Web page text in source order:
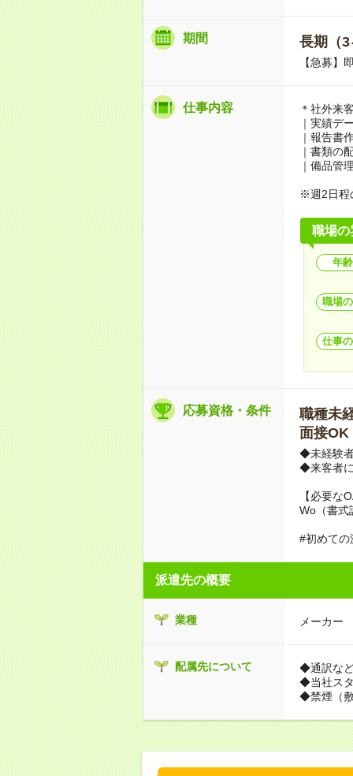
期間 長期（
【急募
仕事内容
＊社外来
｜実績デ
｜報告書
｜書類の
｜備品
※週2日程
職場の
年
職場
仕事
応募資格・条件
職種未
面接OK
◆未経験
◆来客者
【必要な
Wo（書
#初めての
派遣先の概要
業種 メーカー
配属先について
◆通訳な
◆当社ス
◆禁煙（